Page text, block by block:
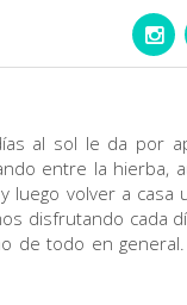
al sol le da por
entre la hierba,
luego volver a
disfrutando cada
de todo en